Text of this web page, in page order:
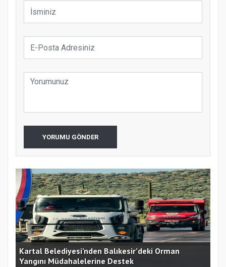
YORUMU GÖNDER
Kartal'da Ritimin Dansı Gecesi Büyük Beğeni
Topladı.